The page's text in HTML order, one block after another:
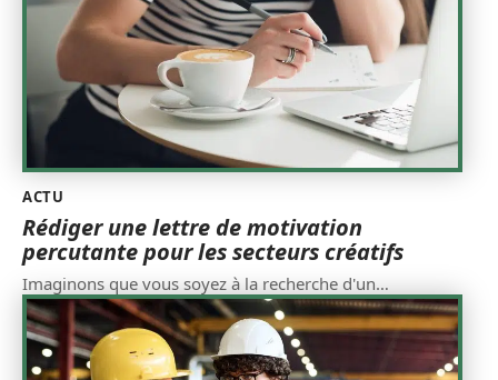
ACTU
Rédiger une lettre de motivation
percutante pour les secteurs créatifs
Imaginons que vous soyez à la recherche d'un…